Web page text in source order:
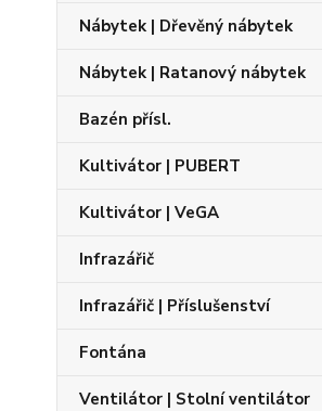
Nábytek | Dřevěný nábytek
Nábytek | Ratanový nábytek
Bazén přísl.
Kultivátor | PUBERT
Kultivátor | VeGA
Infrazářič
Infrazářič | Příslušenství
Fontána
Ventilátor | Stolní ventilátor